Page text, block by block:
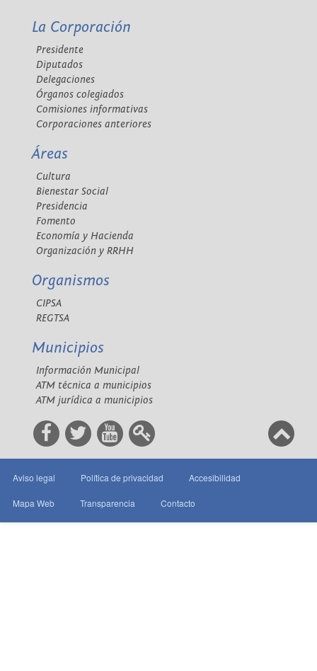
La Corporación
Presidente
Diputados
Delegaciones
Órganos colegiados
Comisiones informativas
Corporaciones anteriores
Áreas
Cultura
Bienestar Social
Presidencia
Fomento
Economía y Hacienda
Organización y RRHH
Organismos
CIPSA
REGTSA
Municipios
Información Municipal
ATM técnica a municipios
ATM jurídica a municipios
Aviso legal Política de privacidad Accesibilidad
Mapa Web Transparencia Contacto